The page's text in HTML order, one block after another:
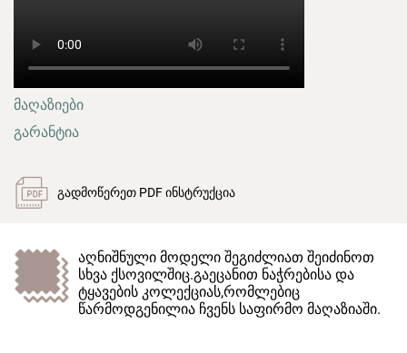
მაღაზიები
გარანტია
გადმოწერეთ PDF ინსტრუქცია
აღნიშნული მოდელი შეგიძლიათ შეიძინოთ
სხვა ქსოვილშიც.გაეცანით ნაჭრებისა და
ტყავების კოლექციას,რომლებიც
წარმოდგენილია ჩვენს საფირმო მაღაზიაში.